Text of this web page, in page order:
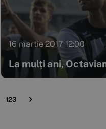
16 martie 2017 12:00
La mulți ani,
123